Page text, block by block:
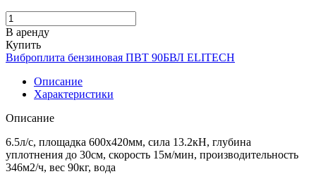
В аренду
Купить
Виброплита бензиновая ПВТ 90БВЛ ELITECH
Описание
Характеристики
Описание
6.5л/с, площадка 600х420мм, сила 13.2кН, глубина
уплотнения до 30см, скорость 15м/мин, производительность
346м2/ч, вес 90кг, вода